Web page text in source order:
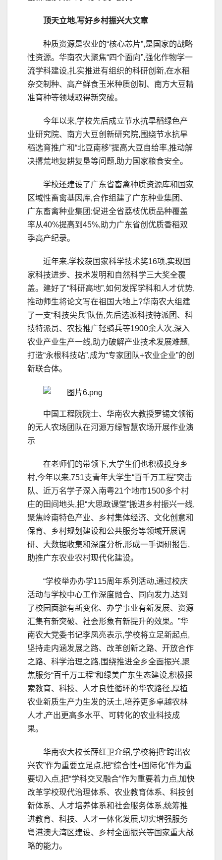
顶天立地,写好乡村振兴大文章
种质资源是农业的“核心芯片”,是国家的战略
性资源。华南农大聚焦“四个面向”,强化作物学一
流学科建设,扎实推进有组织的科研创新,在水稻
杂交制种、高产鲜食玉米种质创制、南方大豆精
准育种等领域取得新突破。
今年以来,学校先后成立节水抗旱稻绿色产
业研究院、南方大豆创新研究院,围绕节水抗旱
稻选育推广和“北豆南移”提高大豆自给率,推动解
决撂荒地复耕复垦等问题,助力国家粮食安全。
学校还建设了广东省畜禽种质资源库和国家
区域性畜禽基因库,合作组建了广东种业集团、
广东畜禽种业集团;促进全省荔枝优质品种覆盖
率从40%提高到45%,助力广东省创优质香稻双
季高产纪录。
近年来,学校获国家科学技术奖16项,实现国
家科技进步、技术发明和自然科学三大奖全覆
盖。建好了“科研高地”,如何发挥学科和人才优势,
推动师生将论文写在祖国大地上?华南农大组建
了一支“科技尖兵”队伍,先后选派科技特派团、科
技特派员、农技推广轻骑兵等1900余人次,深入
农业产业生产一线,助力破解产业技术发展难题,
打造“永根科技站”,成为“专家团队+农业企业”的创
新联合体。
中国工程院院士、华南农大教授罗锡文领衔
的无人农场团队在河源万绿智慧农场开展作业演
示
在老师们的带领下,大学生们也积极投身乡
村,今年以来,751支青年大学生“百千万工程”突击
队、近万名学子深入南粤21个地市1500多个村
庄的田间地头,把“大思政课堂”搬进乡村振兴一线,
聚焦岭南特色产业、乡村集体经济、文化创意和
保育、乡村规划建设和公共服务等领域开展调
研、大数据收集和深度分析,形成一手调研报告,
助推广东农业农村现代化建设。
“学校举办办学115周年系列活动,通过校庆
活动与学校中心工作深度融合、同向发力,达到
了校园面貌有新变化、办学事业有新发展、资源
汇集有新突破、社会形象有新提升的效果。”华
南农大党委书记李凤亮表示,学校将立足新起点,
坚持走内涵发展之路、改革创新之路、开放合作
之路、科学治理之路,围绕推进全乡全面振兴,聚
焦服务“百千万工程”和绿美广东生态建设,积极探
索教育、科技、人才良性循环的华农路径,厚植
农业新质生产力生发的沃土,培养更多卓越农林
人才,产出更高多水平、可转化的农业科技成
果。
华南农大校长薛红卫介绍,学校将把“跨出农
兴农”作为重要立足点,把“综合性+国际化”作为重
要切入点,把“学科交叉融合”作为重要着力点,加快
改革学校现代治理体系、农业教育体系、科技创
新体系、人才培养体系和社会服务体系,统筹推
进教育、科技、人才一体化发展,切实增强服务
粤港澳大湾区建设、乡村全面振兴等国家重大战
略的能力。